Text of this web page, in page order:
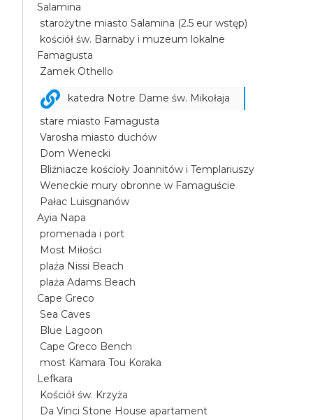
Salamina
starożytne miasto Salamina (2.5 eur wstęp)
kościół św. Barnaby i muzeum lokalne
Famagusta
Zamek Othello
katedra Notre Dame św. Mikołaja
stare miasto Famagusta
Varosha miasto duchów
Dom Wenecki
Bliźniacze kościoły Joannitów i Templariuszy
Weneckie mury obronne w Famaguście
Pałac Luisgnanów
Ayia Napa
promenada i port
Most Miłości
plaża Nissi Beach
plaża Adams Beach
Cape Greco
Sea Caves
Blue Lagoon
Cape Greco Bench
most Kamara Tou Koraka
Lefkara
Kościół św. Krzyża
Da Vinci Stone House apartament